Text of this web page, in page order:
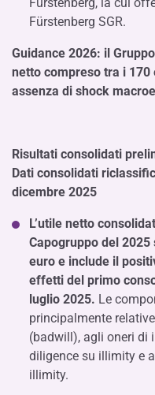
Fürstenberg SGR.
Guidance 2026: il
netto compreso tra i 170
assenza di shock
Risultati consolidati
Dati consolidati
dicembre 2025
L’utile netto
Capogruppo del
euro e include il
effetti del primo
luglio 2025. Le
principalmente
(badwill), agli oneri di
diligence su illimity e
illimity.